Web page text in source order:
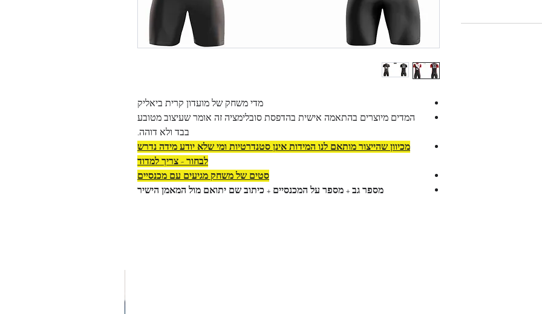
מדי משחק של מועדון קרית ביאליק
המדים מיוצרים בהתאמה אישית בהדפסת סובלימציה זה אומר שעיצוב מטובע
בבד ולא דוהה.
מכיוון שהייצור מותאם לנו המידות אינן סטנדרטיות ומי שלא יודע מידה נדרש
לבחור - צריך למדוד
סטים של משחק מגיעים עם מכנסיים
מספר גב + מספר על המכנסיים + כיתוב שם יתואם מול המאמן הישיר